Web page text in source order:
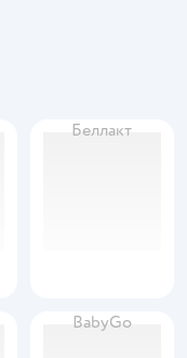
Беллакт
BabyGo